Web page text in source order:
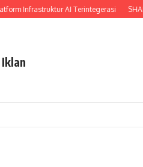
Infrastruktur AI Terintegerasi